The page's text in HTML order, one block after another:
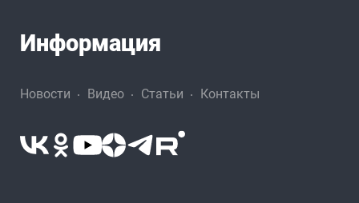
Информация
Новости Видео Статьи Контакты